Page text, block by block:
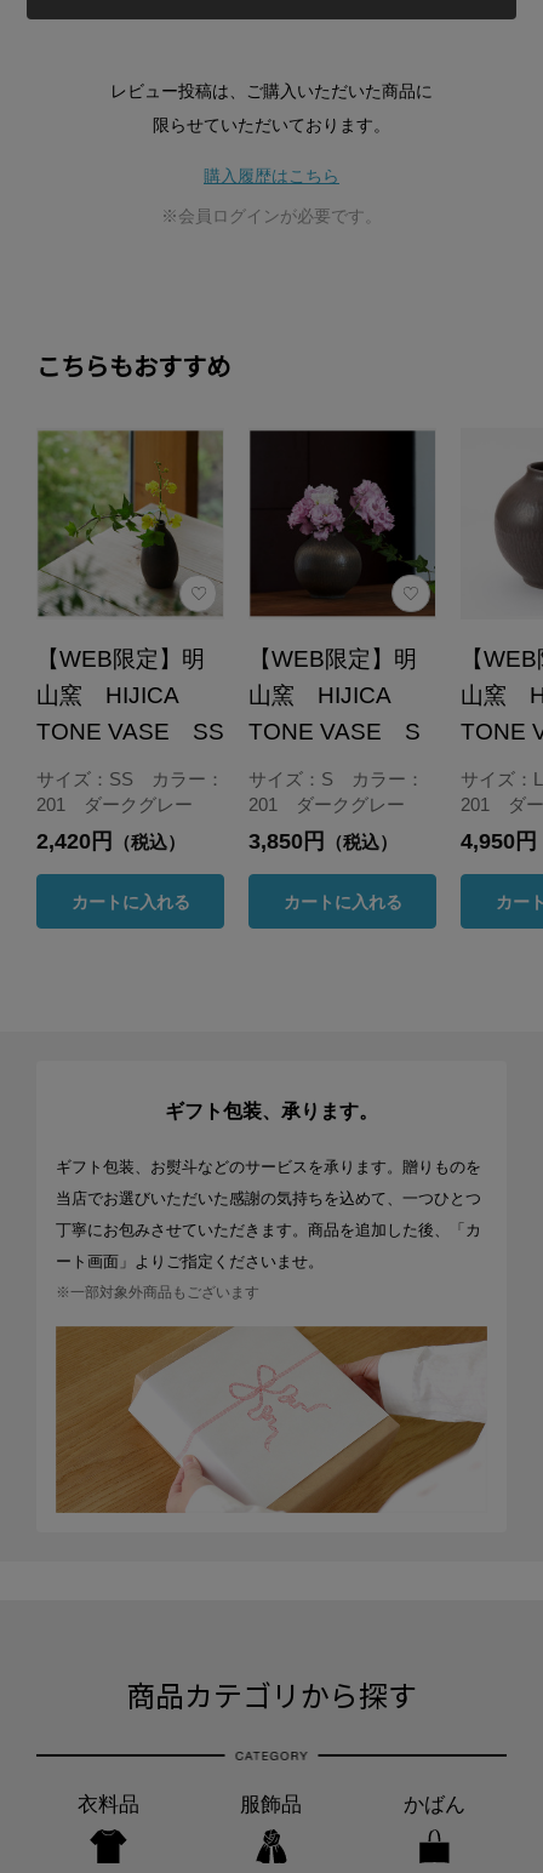
レビュー投稿は、ご購入いただいた商品に
限らせていただいております。
購入履歴はこちら
※会員ログインが必要です。
こちらもおすすめ
【WEB限定】明
山窯 HIJICA
TONE VASE SS
サイズ：SS カラー：
201 ダークグレー
2,420円 （税込）
カートに入れる
【WEB限定】明
山窯 HIJICA
TONE VASE S
サイズ：S カラー：
201 ダークグレー
3,850円 （税込）
カートに入れる
【
山窯
TONE
サイズ
201 ダ
4,950円
カー
ギフト包装、承ります。
ギフト包装、お熨斗などのサービスを承ります。贈りものを
当店でお選びいただいた感謝の気持ちを込めて、一つひとつ
丁寧にお包みさせていただきます。商品を追加した後、「カ
ート画面」よりご指定くださいませ。
※一部対象外商品もございます
商品カテゴリから探す
衣料品 服飾品 かばん